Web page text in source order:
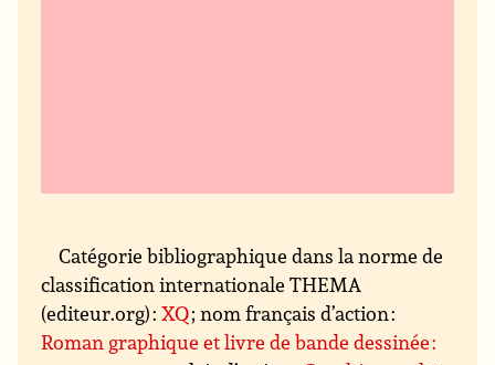
Catégorie bibliographique dans la norme de
classification internationale THEMA
(editeur.org) :XQ; nom français d’action :
Roman graphique et livre de bande dessinée :